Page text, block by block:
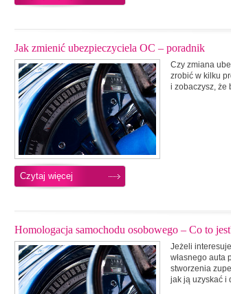
Jak zmienić ubezpieczyciela OC – poradnik
Czy zmiana
zrobić w kilku
i zobaczysz, że
Czytaj więcej
Homologacja samochodu osobowego – Co to
Jeżeli
własnego auta
stworzenia
jak ją uzyskać i